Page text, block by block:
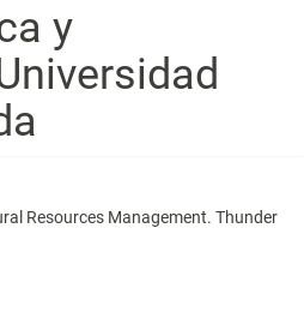
y
Resources Management. Thunder